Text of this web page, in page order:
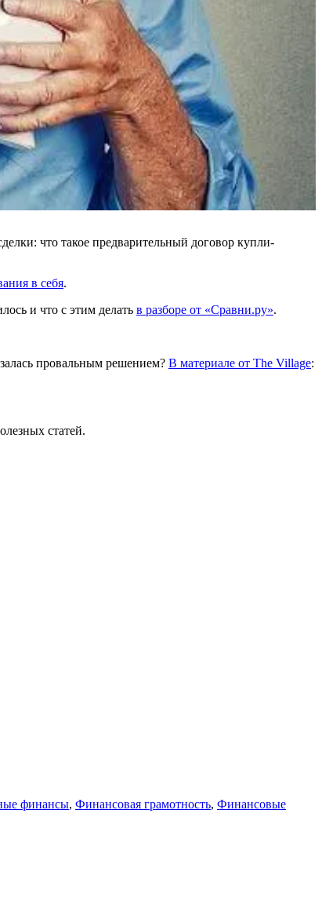
что такое предварительный договор купли-
в себя.
и что с этим делать в разборе от «Сравни.ру».
провальным решением? В материале от The Village:
статей.
финансы, Финансовая грамотность, Финансовые